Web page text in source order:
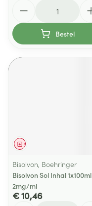
Bestel
Geneesmiddel
Bisolvon, Boehringer
Bisolvon Sol Inhal 1x100ml
2mg/ml
€ 10,46